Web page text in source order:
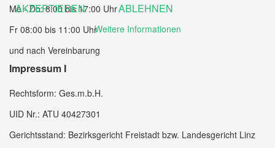
Mo - Do: 8:00 bis 17:00 Uhr
Fr 08:00 bis 11:00 Uhr
und nach Vereinbarung
Impressum I
Rechtsform: Ges.m.b.H.
UID Nr.: ATU 40427301
Gerichtsstand: Bezirksgericht Freistadt bzw. Landesgericht Linz
AKZEPTIEREN ABLEHNEN
Weitere Informationen